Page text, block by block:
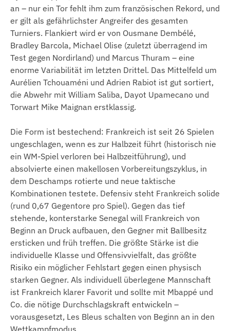
an – nur ein Tor fehlt ihm zum französischen Rekord, und
er gilt als gefährlichster Angreifer des gesamten
Turniers. Flankiert wird er von Ousmane Dembélé,
Bradley Barcola, Michael Olise (zuletzt überragend im
Test gegen Nordirland) und Marcus Thuram – eine
enorme Variabilität im letzten Drittel. Das Mittelfeld um
Aurélien Tchouaméni und Adrien Rabiot ist gut sortiert,
die Abwehr mit William Saliba, Dayot Upamecano und
Torwart Mike Maignan erstklassig.
Die Form ist bestechend: Frankreich ist seit 26 Spielen
ungeschlagen, wenn es zur Halbzeit führt (historisch nie
ein WM-Spiel verloren bei Halbzeitführung), und
absolvierte einen makellosen Vorbereitungszyklus, in
dem Deschamps rotierte und neue taktische
Kombinationen testete. Defensiv steht Frankreich solide
(rund 0,67 Gegentore pro Spiel). Gegen das tief
stehende, konterstarke Senegal will Frankreich von
Beginn an Druck aufbauen, den Gegner mit Ballbesitz
ersticken und früh treffen. Die größte Stärke ist die
individuelle Klasse und Offensivvielfalt, das größte
Risiko ein möglicher Fehlstart gegen einen physisch
starken Gegner. Als individuell überlegene Mannschaft
ist Frankreich klarer Favorit und sollte mit Mbappé und
Co. die nötige Durchschlagskraft entwickeln –
vorausgesetzt, Les Bleus schalten von Beginn an in den